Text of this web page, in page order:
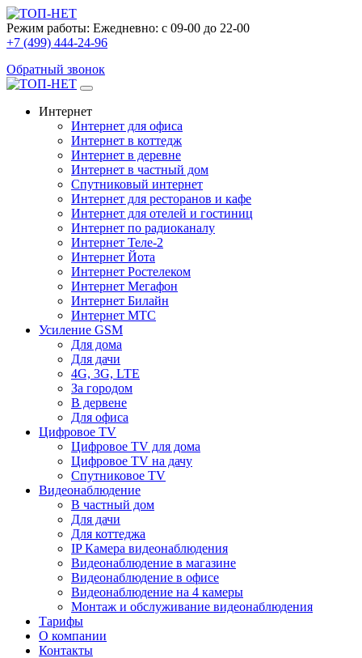
Режим работы: Ежедневно: с 09-00 до 22-00
+7 (499) 444-24-96
Обратный звонок
Интернет
Интернет для офиса
Интернет в коттедж
Интернет в деревне
Интернет в частный дом
Спутниковый интернет
Интернет для ресторанов и кафе
Интернет для отелей и гостиниц
Интернет по радиоканалу
Интернет Теле-2
Интернет Йота
Интернет Ростелеком
Интернет Мегафон
Интернет Билайн
Интернет МТС
Усиление GSM
Для дома
Для дачи
4G, 3G, LTE
За городом
В дервене
Для офиса
Цифровое TV
Цифровое TV для дома
Цифровое TV на дачу
Спутниковое TV
Видеонаблюдение
В частный дом
Для дачи
Для коттеджа
IP Камера видеонаблюдения
Видеонаблюдение в магазине
Видеонаблюдение в офисе
Видеонаблюдение на 4 камеры
Монтаж и обслуживание видеонаблюдения
Тарифы
О компании
Контакты